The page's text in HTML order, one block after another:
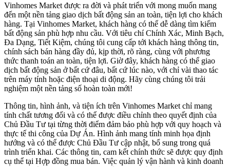
Vinhomes Market được ra đời và phát triển với mong muốn mang
đến một nền tảng giao dịch bất động sản an toàn, tiện lợi cho khách
hàng. Tại Vinhomes Market, khách hàng có thể dễ dàng tìm kiếm
bất động sản phù hợp nhu cầu. Với tiêu chí Chính Xác, Minh Bạch,
Đa Dạng, Tiết Kiệm, chúng tôi cung cấp tới khách hàng thông tin,
chính sách bán hàng đầy đủ, kịp thời, rõ ràng, cùng với phương
thức thanh toán an toàn, tiện lợi. Giờ đây, khách hàng có thể giao
dịch bất động sản ở bất cứ đâu, bất cứ lúc nào, với chỉ vài thao tác
trên máy tính hoặc điện thoại di động. Hãy cùng chúng tôi trải
nghiệm một nền tảng số hoàn toàn mới!
Thông tin, hình ảnh, và tiện ích trên Vinhomes Market chỉ mang
tính chất tương đối và có thể được điều chỉnh theo quyết định của
Chủ Đầu Tư tại từng thời điểm đảm bảo phù hợp với quy hoạch và
thực tế thi công của Dự Án. Hình ảnh mang tính minh họa định
hướng và có thể được Chủ Đầu Tư cập nhật, bổ sung trong quá
trình triển khai. Các thông tin, cam kết chính thức sẽ được quy định
cụ thể tại Hợp đồng mua bán. Việc quản lý vận hành và kinh doanh